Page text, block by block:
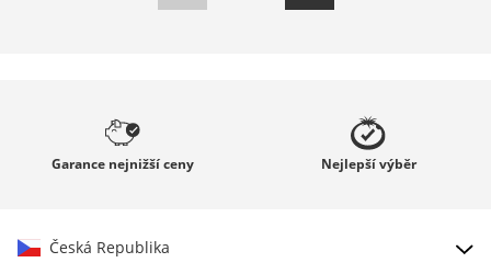
Garance nejnižší ceny Nejlepšívýběr
Česká Republika